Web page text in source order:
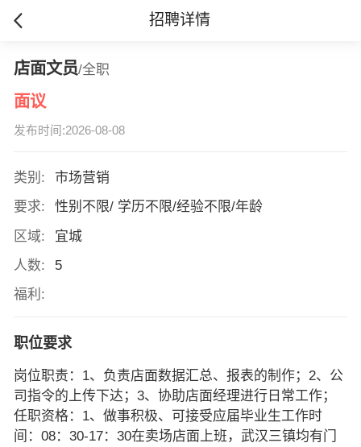
招聘详情
店面文员/全职
面议
发布时间:2026-08-08
类别:
市场营销
要求:
性别不限/ 学历不限/经验不限/年龄
区域:
宜城
人数:
5
福利:
职位要求
岗位职责：1、负责店面数据汇总、报表的制作；2、公
司指令的上传下达；3、协助店面经理进行日常工作；
任职资格：1、做事积极、可接受应届毕业生工作时
间：08：30-17：30在卖场店面上班，武汉三镇均有门